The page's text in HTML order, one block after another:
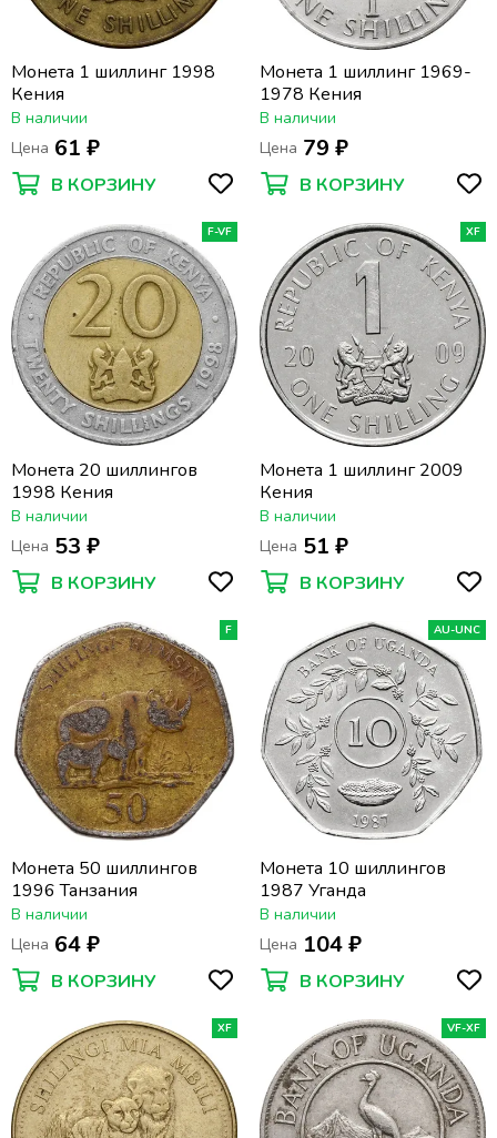
Монета 1 шиллинг 1998
Кения
В наличии
Цена 61 ₽
В КОРЗИНУ
Монета 1 шиллинг 1969-
1978 Кения
В наличии
Цена 79 ₽
В КОРЗИНУ
F-VF
Монета 20 шиллингов
1998 Кения
В наличии
Цена 53 ₽
В КОРЗИНУ
XF
Монета 1 шиллинг 2009
Кения
В наличии
Цена 51 ₽
В КОРЗИНУ
F
Монета 50 шиллингов
1996 Танзания
В наличии
Цена 64 ₽
В КОРЗИНУ
AU-UNC
Монета 10 шиллингов
1987 Уганда
В наличии
Цена 104 ₽
В КОРЗИНУ
XF VF-XF